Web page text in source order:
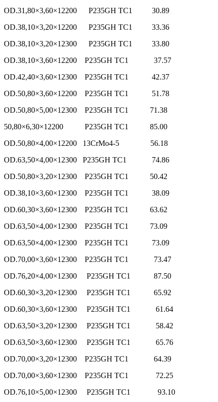
OD.31,80×3,60×12200 P235GH TC1 30.89
OD.38,10×3,20×12200 P235GH TC1 33.36
OD.38,10×3,20×12300 P235GH TC1 33.80
OD.38,10×3,60×12200 P235GH TC1 37.57
OD.42,40×3,60×12300 P235GH TC1 42.37
OD.50,80×3,60×12200 P235GH TC1 51.78
OD.50,80×5,00×12300 P235GH TC1 71.38
50,80×6,30×12200 P235GH TC1 85.00
OD.50,80×4,00×12200 13CrMo4-5 56.18
OD.63,50×4,00×12300 P235GH TC1 74.86
OD.50,80×3,20×12300 P235GH TC1 50.42
OD.38,10×3,60×12300 P235GH TC1 38.09
OD.60,30×3,60×12300 P235GH TC1 63.62
OD.63,50×4,00×12300 P235GH TC1 73.09
OD.63,50×4,00×12300 P235GH TC1 73.09
OD.70,00×3,60×12300 P235GH TC1 73.47
OD.76,20×4,00×12300 P235GH TC1 87.50
OD.60,30×3,20×12300 P235GH TC1 65.92
OD.60,30×3,60×12300 P235GH TC1 61.64
OD.63,50×3,20×12300 P235GH TC1 58.42
OD.63,50×3,60×12300 P235GH TC1 65.76
OD.70,00×3,20×12300 P235GH TC1 64.39
OD.70,00×3,60×12300 P235GH TC1 72.25
OD.76,10×5,00×12300 P235GH TC1 93.10